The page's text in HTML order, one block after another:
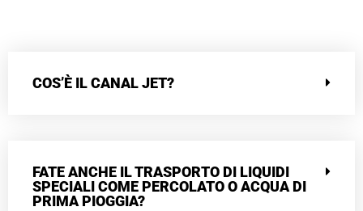
COS’È IL CANAL JET?
FATE ANCHE IL TRASPORTO DI LIQUIDI
SPECIALI COME PERCOLATO O ACQUA DI
PRIMA PIOGGIA?